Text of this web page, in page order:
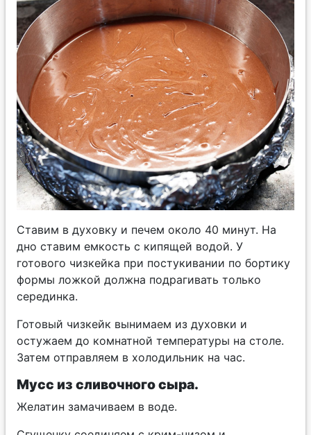
Ставим в духовку и печем около 40 минут. На
дно ставим емкость с кипящей водой. У
готового чизкейка при постукивании по бортику
формы ложкой должна подрагивать только
серединка.
Готовый чизкейк вынимаем из духовки и
остужаем до комнатной температуры на столе.
Затем отправляем в холодильник на час.
Мусс из сливочного сыра.
Желатин замачиваем в воде.